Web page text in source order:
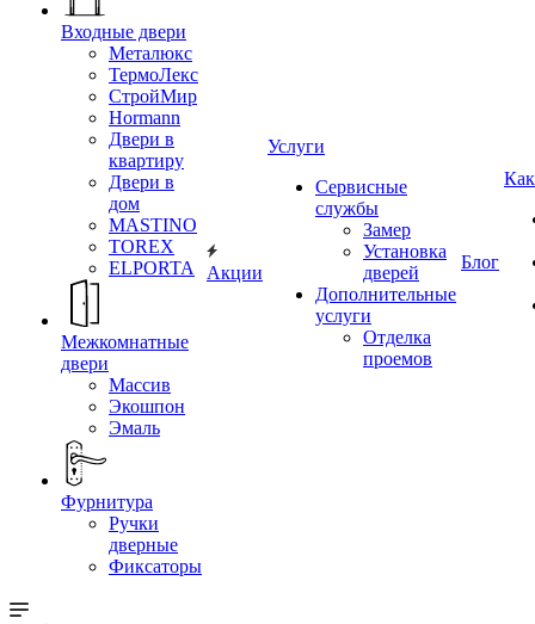
Входные двери
Металюкс
ТермоЛекс
СтройМир
Hormann
Двери в
квартиру
Двери в
дом
MASTINO
TOREX
ELPORTA
Межкомнатные
двери
Массив
Экошпон
Эмаль
Фурнитура
Ручки
дверные
Фиксаторы
Акции
Услуги
Сервисные
службы
Замер
Установка
дверей
Дополнительные
услуги
Отделка
проемов
Блог